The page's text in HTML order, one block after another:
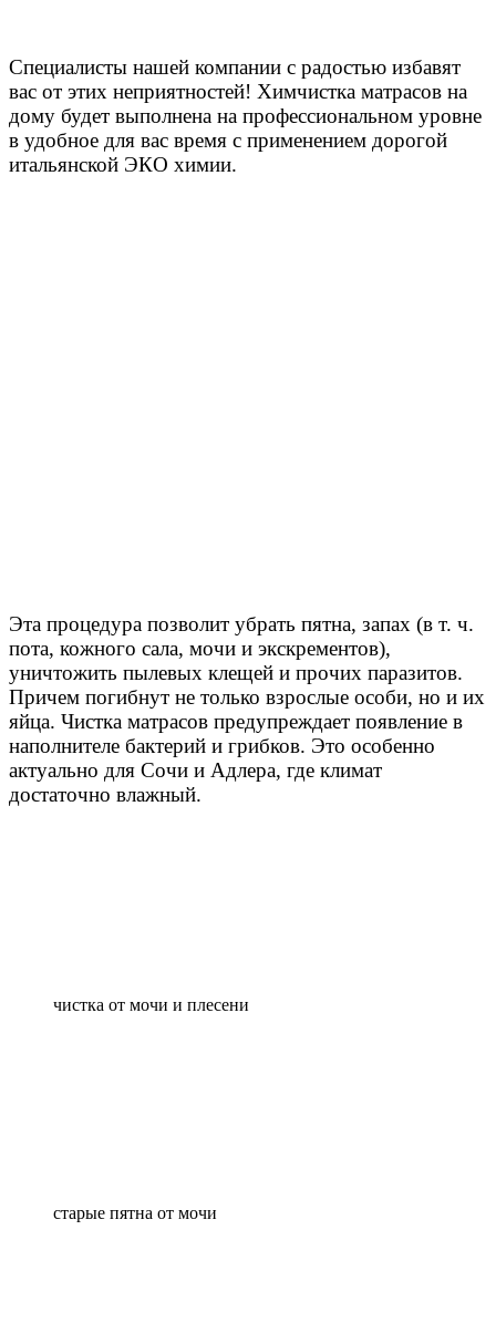
Специалисты нашей компании с радостью избавят
вас от этих неприятностей! Химчистка матрасов на
дому будет выполнена на профессиональном уровне
в удобное для вас время с применением дорогой
итальянской ЭКО химии.
Эта процедура позволит убрать пятна, запах (в т. ч.
пота, кожного сала, мочи и экскрементов),
уничтожить пылевых клещей и прочих паразитов.
Причем погибнут не только взрослые особи, но и их
яйца. Чистка матрасов предупреждает появление в
наполнителе бактерий и грибков. Это особенно
актуально для Сочи и Адлера, где климат
достаточно влажный.
чистка от мочи и плесени
старые пятна от мочи